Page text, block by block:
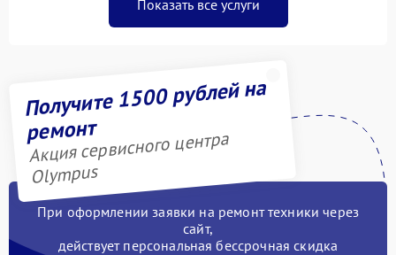
Показать все услуги
Получите 1500 рублей на
ремонт
Акция сервисного центра
Olympus
При оформлении заявки на ремонт техники через
сайт,
действует персональная бессрочная скидка